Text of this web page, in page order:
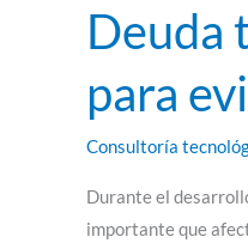
Deuda
para
Consultoría
Durante el
importante que